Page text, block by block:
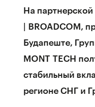
На
| BROADCOM,
Будапеште,
MONT TECH
стабильный
регионе СНГ и